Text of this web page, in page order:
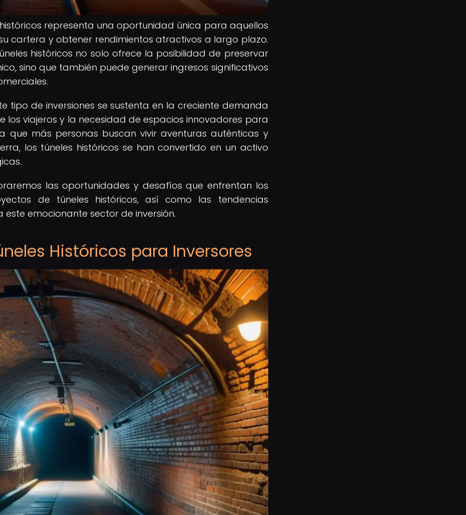
representa una oportunidad única para aquellos
cartera y obtener rendimientos atractivos a largo plazo.
históricos no solo ofrece la posibilidad de preservar
sino que también puede generar ingresos significativos
tipo de inversiones se sustenta en la creciente demanda
los viajeros y la necesidad de espacios innovadores para
que más personas buscan vivir aventuras auténticas y
los túneles históricos se han convertido en un activo
las oportunidades y desafíos que enfrentan los
de túneles históricos, así como las tendencias
emocionante sector de inversión.
Históricos para Inversores